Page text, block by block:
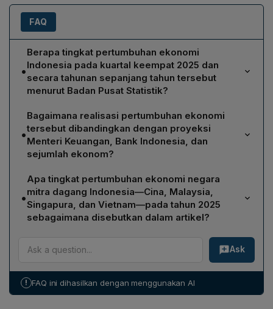
FAQ
•
Berapa tingkat pertumbuhan ekonomi
Indonesia pada kuartal keempat 2025 dan
secara tahunan sepanjang tahun tersebut
menurut Badan Pusat Statistik?
Menurut BPS, ekonomi Indonesia pada kuartal keempat
2025 tumbuh 5,39% dibandingkan periode yang sama
tahun sebelumnya. Secara kumulatif, pertumbuhan
ekonomi sepanjang 2025 mencapai 5,11%.
•
Bagaimana realisasi pertumbuhan ekonomi
tersebut dibandingkan dengan proyeksi
Menteri Keuangan, Bank Indonesia, dan
sejumlah ekonom?
Proyeksi Menteri Keuangan Purbaya Yudhi Sadewa
adalah 5,4% pada kuartal IV dan 5,1% tahunan,
sehingga realisasi 5,39% dan 5,11% hampir tepat.
Rentang proyeksi Bank Indonesia (4,7‑5,5%) juga
memperkirakan 5,26% pada kuartal IV dan 5,07%
tahunan, sedangkan Faisal Rachman (Permata Bank)
bawah realisasi.
•
Apa tingkat pertumbuhan ekonomi negara
mitra dagang Indonesia—Cina, Malaysia,
Singapura, dan Vietnam—pada tahun 2025
sebagaimana disebutkan dalam artikel?
Cina tumbuh relatif stagnan di kisaran 5%, Malaysia
melambat menjadi 4,9% (dari 5,1% tahun sebelumnya),
meskipun angka pasti tidak disebutkan dalam artikel.
Ask
! FAQ ini dihasilkan dengan menggunakan AI